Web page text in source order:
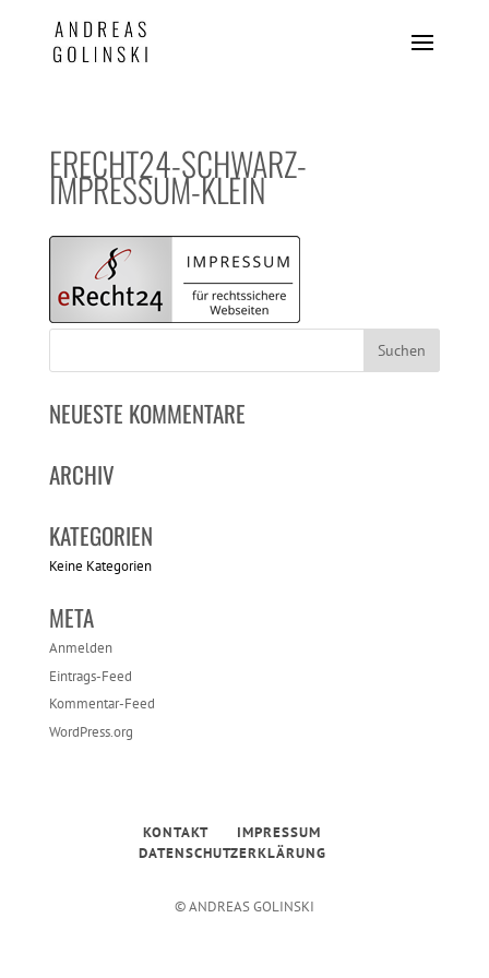
ERECHT24-SCHWARZ-
IMPRESSUM-KLEIN
NEUESTE KOMMENTARE
ARCHIV
KATEGORIEN
Keine Kategorien
META
Anmelden
Eintrags-Feed
Kommentar-Feed
WordPress.org
KONTAKT
IMPRESSUM
DATENSCHUTZERKLÄRUNG
© ANDREAS GOLINSKI